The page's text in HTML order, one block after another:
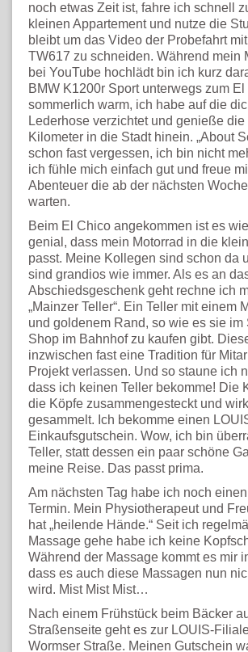
noch etwas Zeit ist, fahre ich schnell
kleinen Appartement und nutze die
bleibt um das Video der Probefahrt
TW617 zu schneiden. Während mein
bei YouTube hochlädt bin ich kurz
BMW K1200r Sport unterwegs zum
sommerlich warm, ich habe auf die
Lederhose verzichtet und genieße
Kilometer in die Stadt hinein. „About
schon fast vergessen, ich bin nicht
ich fühle mich einfach gut und freue
Abenteuer die ab der nächsten
warten.
Beim El Chico angekommen ist es
genial, dass mein Motorrad in die
passt. Meine Kollegen sind schon da
sind grandios wie immer. Als es an
Abschiedsgeschenk geht rechne ich
„Mainzer Teller“. Ein Teller mit einem
und goldenem Rand, so wie es sie im
Shop im Bahnhof zu kaufen gibt.
inzwischen fast eine Tradition für
Projekt verlassen. Und so staune ich
dass ich keinen Teller bekomme! Die
die Köpfe zusammengesteckt und
gesammelt. Ich bekomme einen
Einkaufsgutschein. Wow, ich bin
Teller, statt dessen ein paar schöne
meine Reise. Das passt prima.
Am nächsten Tag habe ich noch
Termin. Mein Physiotherapeut und
hat „heilende Hände.“ Seit ich
Massage gehe habe ich keine
Während der Massage kommt es mir
dass es auch diese Massagen nun
wird. Mist Mist Mist…
Nach einem Frühstück beim Bäcker
Straßenseite geht es zur LOUIS-
Wormser Straße. Meinen Gutschein